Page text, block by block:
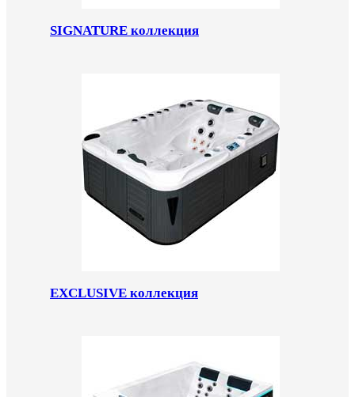
SIGNATURE коллекция
EXCLUSIVE коллекция